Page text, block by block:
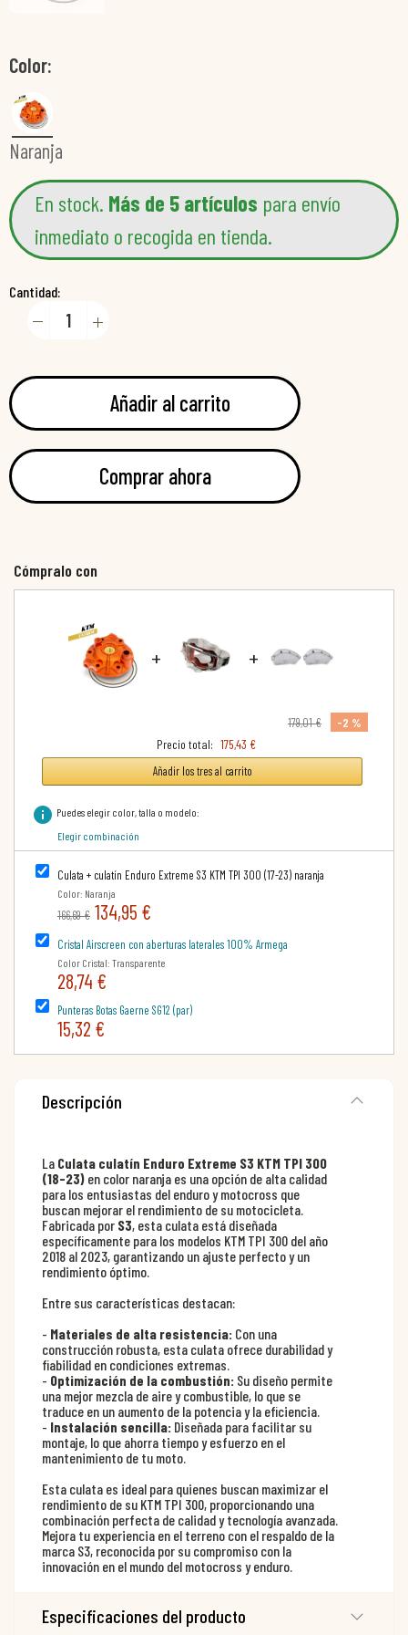
Color
Naranja
En stock. Más de 5 artículos para envío
inmediato o recogida en tienda.
Cantidad:
Añadir al carrito
Comprar ahora
Cómpralo con
+ +
179,01 €
-2 %
Precio total: 175,43 €
Añadir los tres al carrito
info Puedes elegir color, talla o modelo:
Elegir combinación
Culata + culatín Enduro Extreme S3 KTM TPI 300 (17-23) naranja
Color: Naranja
166,69 € 134,95 €
Cristal Airscreen con aberturas laterales 100% Armega
Color Cristal: Transparente
28,74 €
Punteras Botas Gaerne SG12 (par)
15,32 €
Descripción
La Culata culatín Enduro Extreme S3 KTM TPI 300
(18-23) en color naranja es una opción de alta calidad
para los entusiastas del enduro y motocross que
buscan mejorar el rendimiento de su motocicleta.
Fabricada por S3, esta culata está diseñada
específicamente para los modelos KTM TPI 300 del año
2018 al 2023, garantizando un ajuste perfecto y un
rendimiento óptimo.
Entre sus características destacan:
- Materiales de alta resistencia: Con una
construcción robusta, esta culata ofrece durabilidad y
fiabilidad en condiciones extremas.
- Optimización de la combustión: Su diseño permite
una mejor mezcla de aire y combustible, lo que se
traduce en un aumento de la potencia y la eficiencia.
- Instalación sencilla: Diseñada para facilitar su
montaje, lo que ahorra tiempo y esfuerzo en el
mantenimiento de tu moto.
Esta culata es ideal para quienes buscan maximizar el
rendimiento de su KTM TPI 300, proporcionando una
combinación perfecta de calidad y tecnología avanzada.
Mejora tu experiencia en el terreno con el respaldo de la
marca S3, reconocida por su compromiso con la
innovación en el mundo del motocross y enduro.
Especificaciones del producto